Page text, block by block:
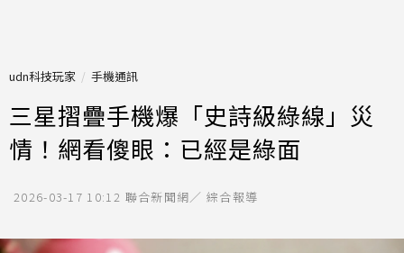
udn科技玩家 手機通訊
三星摺疊手機爆「史詩級綠線」災
情！網看傻眼：已經是綠面
2026-03-17 10:12 聯合新聞網／ 綜合報導